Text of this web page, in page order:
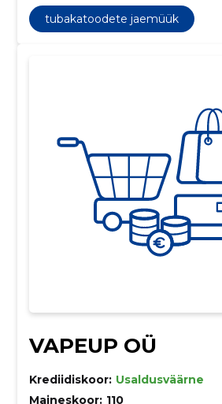
tubakatoodete jaemüük
VAPEUP OÜ
Krediidiskoor: Usaldusväärne
Maineskoor: 110